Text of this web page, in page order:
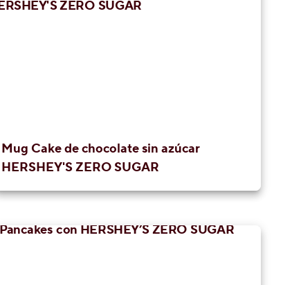
Mug Cake de chocolate sin azúcar
HERSHEY'S ZERO SUGAR